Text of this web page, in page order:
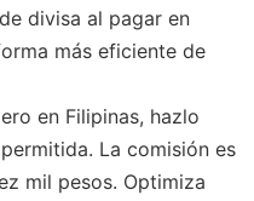
divisa al pagar en
más eficiente de
en Filipinas, hazlo
La comisión es
mil pesos. Optimiza